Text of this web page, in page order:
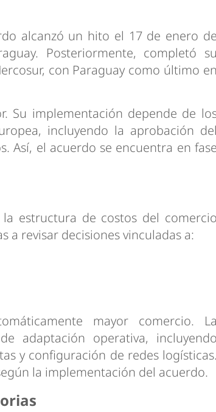
alcanzó un hito el 17 de enero
Posteriormente, completó
con Paraguay como último
Su implementación depende de
incluyendo la aprobación
Así, el acuerdo se encuentra en
estructura de costos del
a revisar decisiones vinculadas a:
mayor comercio.
adaptación operativa,
y configuración de redes
la implementación del acuerdo.